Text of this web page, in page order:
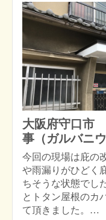
大阪府守口市
事（ガルバニウ
今回の現場は庇の
や雨漏りがひどく
ちそうな状態でし
とトタン屋根のカ
て頂きました。…